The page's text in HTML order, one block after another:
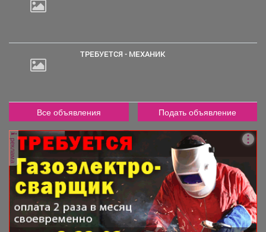
ТРЕБУЕТСЯ - МЕХАНИК
Все объявления Подать объявление
реклама